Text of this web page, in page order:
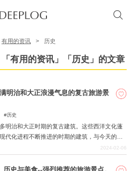
有用的资讯 历史
有用的资讯」「历史」的文章
明治和大正浪漫气息的复古旅游景
历史
明治和大正时期的复古建筑。这些西洋文化蓬
代化进程不断推进的时期的建筑，与今天的建
同的氛围。何不在这些由人工保存下来的复古风
2024-02-06